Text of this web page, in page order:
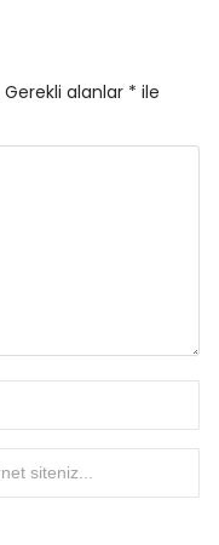
Gerekli alanlar * ile